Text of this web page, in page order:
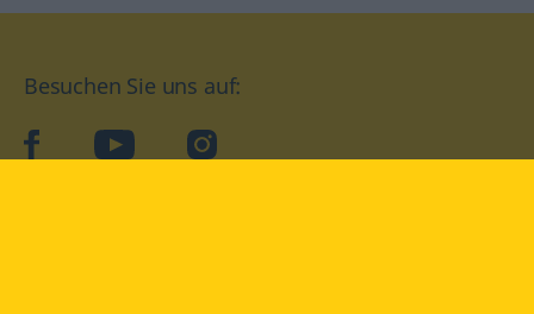
Besuchen Sie uns auf:
facebookYouTube Instagram